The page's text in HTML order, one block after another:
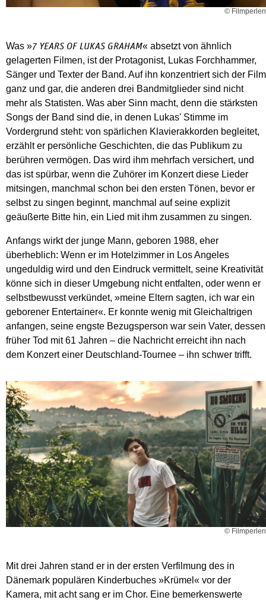
© Filmperlen
Was »7 YEARS OF LUKAS GRAHAM« absetzt von ähnlich
gelagerten Filmen, ist der Protagonist, Lukas Forchhammer,
Sänger und Texter der Band. Auf ihn konzentriert sich der Film
ganz und gar, die anderen drei Bandmitglieder sind nicht
mehr als Statisten. Was aber Sinn macht, denn die stärksten
Songs der Band sind die, in denen Lukas' Stimme im
Vordergrund steht: von spärlichen Klavierakkorden begleitet,
erzählt er persönliche Geschichten, die das Publikum zu
berühren vermögen. Das wird ihm mehrfach versichert, und
das ist spürbar, wenn die Zuhörer im Konzert diese Lieder
mitsingen, manchmal schon bei den ersten Tönen, bevor er
selbst zu singen beginnt, manchmal auf seine explizit
geäußerte Bitte hin, ein Lied mit ihm zusammen zu singen.
Anfangs wirkt der junge Mann, geboren 1988, eher
überheblich: Wenn er im Hotelzimmer in Los Angeles
ungeduldig wird und den Eindruck vermittelt, seine Kreativität
könne sich in dieser Umgebung nicht entfalten, oder wenn er
selbstbewusst verkündet, »meine Eltern sagten, ich war ein
geborener Entertainer«. Er konnte wenig mit Gleichaltrigen
anfangen, seine engste Bezugsperson war sein Vater, dessen
früher Tod mit 61 Jahren – die Nachricht erreicht ihn nach
dem Konzert einer Deutschland-Tournee – ihn schwer trifft.
© Filmperlen
Mit drei Jahren stand er in der ersten Verfilmung des in
Dänemark populären Kinderbuches »Krümel« vor der
Kamera, mit acht sang er im Chor. Eine bemerkenswerte